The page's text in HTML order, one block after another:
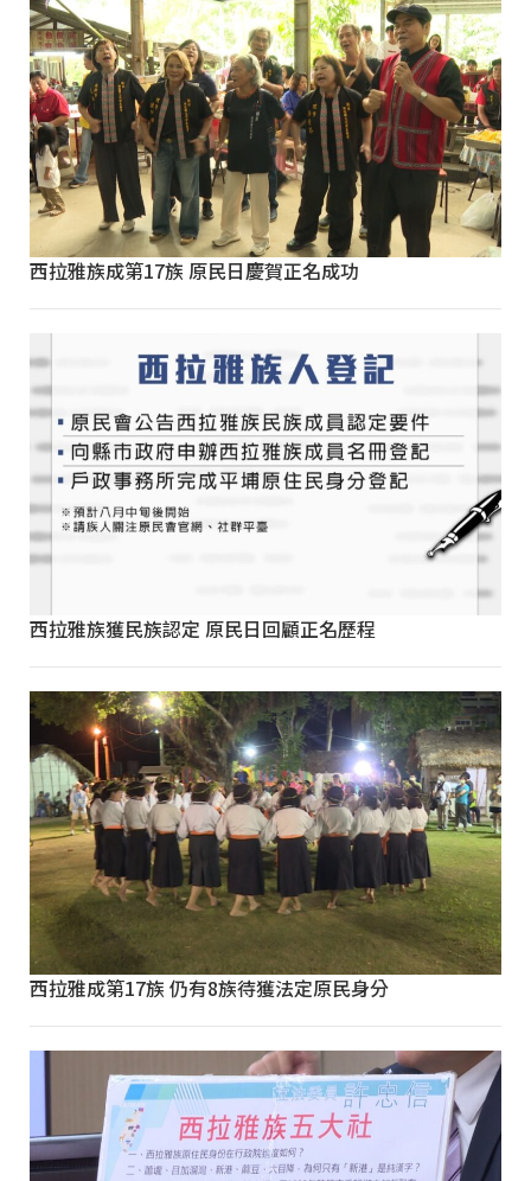
西拉雅族成第17族 原民日慶賀正名成功
西拉雅族獲民族認定 原民日回顧正名歷程
西拉雅成第17族 仍有8族待獲法定原民身分